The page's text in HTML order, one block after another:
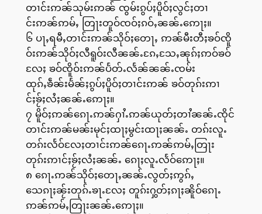
တၢင်းဢၼ်သုမ်းဢၼ် ၸွမ်းၵွပ်ႈပိူဝ်ႈလွင်ႈတၢ
င်းဢၼ်ဢမ်ႇ တြႃးတူဝ်ၸဝ်ႈၵဝ်ႇၼၼ်ႉဢေႃႈ။
၆ ပႃႇရမီႇတၢင်းဢၼ်သိုဝ်ႈတေႃႇ ဢၼ်မီးတီႈၶဝ်ၸိူ
ဝ်းဢၼ်သိုဝ်ႈလီရူဝ်းလီၼၼ်ႉၵႄႇသႄႇၼုၵ်ႈဢဝ်ၶဝ်
လႄႈ ၶဝ်ၸိူဝ်းဢၼ်ပႅတ်ႉလႅၼ်ၼၼ်ႉၸမ်း
ထုၵ်ႇၶဵၼ်းမႅၼ်ႈၵွပ်ႈပိူဝ်ႈတၢင်းဢၼ် ၶဝ်တုၵ်းဢၢ
င်ႈၶႂ်ႈလႆႈၼၼ်ႉဢေႃႈ။
၇ မိူဝ်ႈဢၼ်ၵေႃႉဢၼ်ႁၢႆႉဢၼ်ယုတ်ႈတၢႆၼၼ်ႉၸိုင်
တၢင်းဢၼ်မၼ်းမုင်ႈထႃႈမွင်းထႃႈၼၼ်ႉ တၵ်းလူႉ
တၵ်းလႅဝ်လႄႈတၢင်းဢၼ်ၵေႃႉဢၼ်ဢမ်ႇတြႃး
တုၵ်းဢၢင်ႈၶႂ်ႈလႆႈၼၼ်ႉ ၵေႃႈလူႉလႅဝ်ဢေႃႈ။
၈ ၵေႃႉဢၼ်သိုဝ်ႈတေႃႇၼၼ်ႉလွတ်ႈဢွၵ်ႇ
သေၵႃႈၼႂ်းတုၵ်ႉၶႃႉလႄႈ တူၵ်းႁွတ်ႈၵႃႈၼိူဝ်ၵေႃႉ
ဢၼ်ဢမ်ႇတြႃးၼၼ်ႉဢေႃႈ။